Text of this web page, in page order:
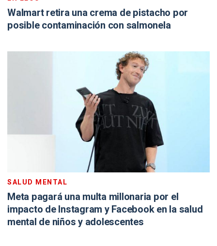
Walmart retira una crema de pistacho por
posible contaminación con salmonela
SALUD MENTAL
Meta pagará una multa millonaria por el
impacto de Instagram y Facebook en la salud
mental de niños y adolescentes